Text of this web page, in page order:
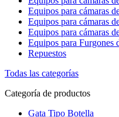
Equipos para cámaras
Equipos para cámaras
Equipos para cámaras
Equipos para Furgones
Repuestos
Todas las categorías
Categoría de productos
Gata Tipo Botella